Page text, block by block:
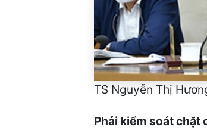
TS Nguyễn Thị
Phải kiểm soát chặt